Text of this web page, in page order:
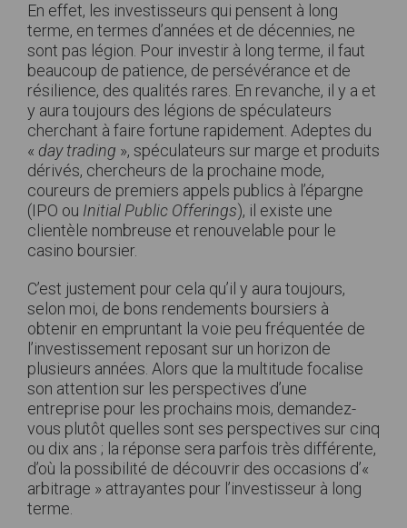
En effet, les investisseurs qui pensent à long
terme, en termes d’années et de décennies, ne
sont pas légion. Pour investir à long terme, il faut
beaucoup de patience, de persévérance et de
résilience, des qualités rares. En revanche, il y a et
y aura toujours des légions de spéculateurs
cherchant à faire fortune rapidement. Adeptes du
« day trading », spéculateurs sur marge et produits
dérivés, chercheurs de la prochaine mode,
coureurs de premiers appels publics à l’épargne
(IPO ou Initial Public Offerings), il existe une
clientèle nombreuse et renouvelable pour le
casino boursier.
C’est justement pour cela qu’il y aura toujours,
selon moi, de bons rendements boursiers à
obtenir en empruntant la voie peu fréquentée de
l’investissement reposant sur un horizon de
plusieurs années. Alors que la multitude focalise
son attention sur les perspectives d’une
entreprise pour les prochains mois, demandez-
vous plutôt quelles sont ses perspectives sur cinq
ou dix ans ; la réponse sera parfois très différente,
d’où la possibilité de découvrir des occasions d’«
arbitrage » attrayantes pour l’investisseur à long
terme.